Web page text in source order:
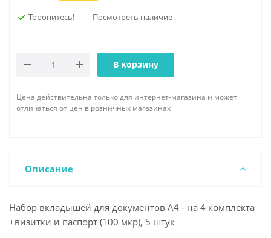
Торопитесь! Посмотреть наличие
В корзину
Цена действительна только для интернет-магазина и может
отличаться от цен в розничных магазинах
Описание
Набор вкладышей для документов А4 - на 4 комплекта
+визитки и паспорт (100 мкр), 5 штук